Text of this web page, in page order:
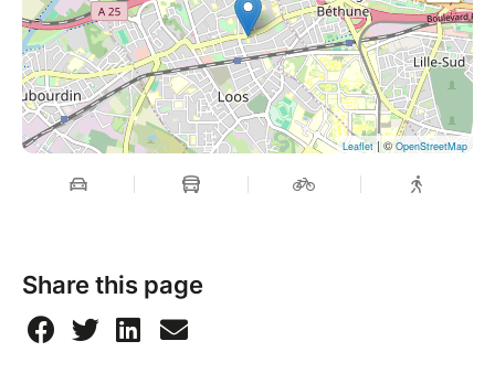
Leaflet | ©OpenStreetMap
Share this page